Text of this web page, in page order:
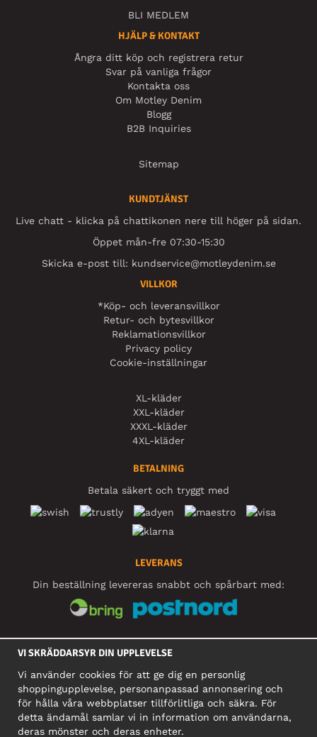
BLI MEDLEM
HJÄLP & KONTAKT
Ångra ditt köp och registrera retur
Svar på vanliga frågor
Kontakta oss
Om Motley Denim
Blogg
B2B Inquiries
Sitemap
KUNDTJÄNST
Live chatt - klicka på chattikonen nere till höger på sidan.
Öppet mån-fre 07:30-15:30
Skicka e-post till: kundservice@motleydenim.se
VILLKOR
*Köp- och leveransvillkor
Retur- och bytesvillkor
Reklamationsvillkor
Privacy policy
Cookie-inställningar
XL-kläder
XXL-kläder
XXXL-kläder
4XL-kläder
BETALNING
Betala säkert och tryggt med
LEVERANS
Din beställning levereras snabbt och spårbart med:
SOCIALA MEDIER
FÖRETAG
Motley Denim Europe OÜ
VI SKRÄDDARSYR DIN UPPLEVELSE
Vi använder cookies för att ge dig en personlig
shoppingupplevelse, personanpassad annonsering och
för hålla våra webbplatser tillförlitliga och säkra. För
detta ändamål samlar vi in information om användarna,
deras mönster och deras enheter.